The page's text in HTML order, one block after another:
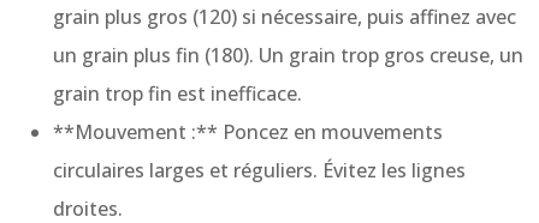
grain plus gros (120) si nécessaire, puis affinez avec
un grain plus fin (180). Un grain trop gros creuse, un
grain trop fin est inefficace.
**Mouvement :** Poncez en mouvements
circulaires larges et réguliers. Évitez les lignes
droites.